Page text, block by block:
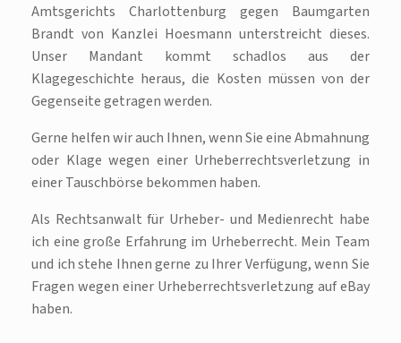
Amtsgerichts Charlottenburg gegen Baumgarten
Brandt von Kanzlei Hoesmann unterstreicht dieses.
Unser Mandant kommt schadlos aus der
Klagegeschichte heraus, die Kosten müssen von der
Gegenseite getragen werden.
Gerne helfen wir auch Ihnen, wenn Sie eine Abmahnung
oder Klage wegen einer Urheberrechtsverletzung in
einer Tauschbörse bekommen haben.
Als Rechtsanwalt für Urheber- und Medienrecht habe
ich eine große Erfahrung im Urheberrecht. Mein Team
und ich stehe Ihnen gerne zu Ihrer Verfügung, wenn Sie
Fragen wegen einer Urheberrechtsverletzung auf eBay
haben.